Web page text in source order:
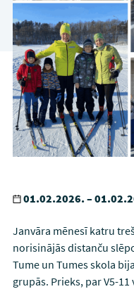
01.02.2026. –
Janvāra mēnesī katru
norisinājās distanču
Tume un Tumes skola
grupās. Prieks, par V5-